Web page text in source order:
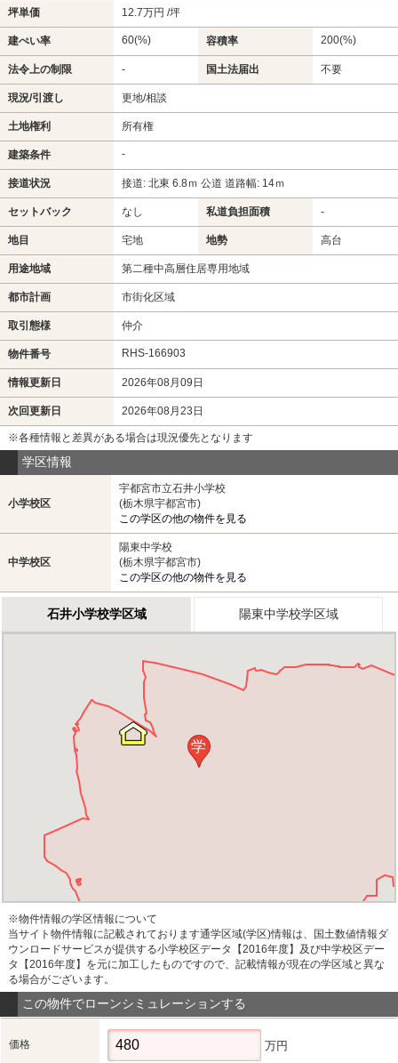
坪単価 12.7万円 /坪
建ぺい率 60(%) 容積率 200(%)
法令上の制限 - 国土法届出 不要
現況/引渡し 更地/相談
土地権利 所有権
建築条件 -
接道状況 接道: 北東 6.8ｍ 公道 道路幅: 14ｍ
セットバック なし 私道負担面積 -
地目 宅地 地勢 高台
用途地域 第二種中高層住居専用地域
都市計画 市街化区域
取引態様 仲介
物件番号 RHS-166903
情報更新日 2026年08月09日
次回更新日 2026年08月23日
※各種情報と差異がある場合は現況優先となります
学区情報
小学校区
宇都宮市立石井小学校
(栃木県宇都宮市)
この学区の他の物件を見る
中学校区
陽東中学校
(栃木県宇都宮市)
この学区の他の物件を見る
石井小学校学区域 陽東中学校学区域
学
※物件情報の学区情報について
当サイト物件情報に記載されております通学区域(学区)情報は、国土数値情報ダ
ウンロードサービスが提供する小学校区データ【2016年度】及び中学校区デー
タ【2016年度】を元に加工したものですので、記載情報が現在の学区域と異な
る場合がございます。
この物件でローンシミュレーションする
価格 万円